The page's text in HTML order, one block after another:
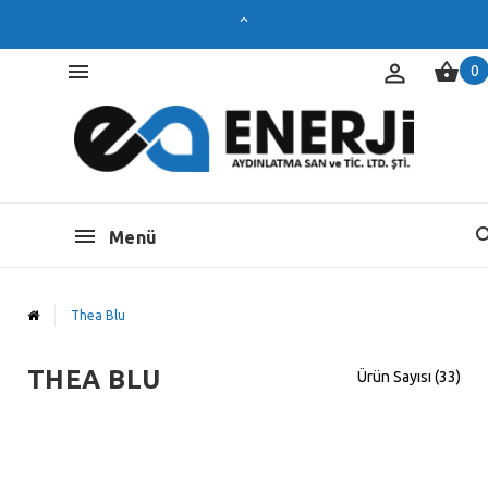
0
Menü
Thea Blu
Ürün Sayısı (33)
THEA BLU